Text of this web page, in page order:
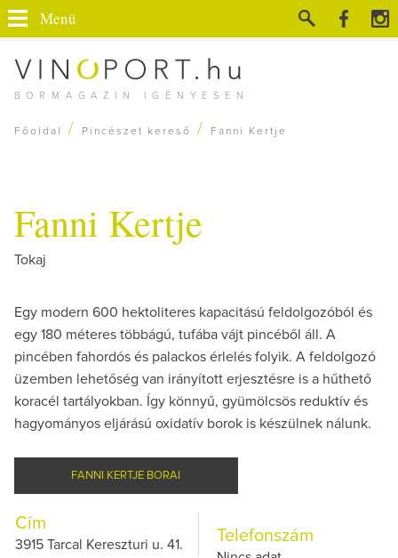
BORMAGAZIN IGÉNYESEN
Menü
Főoldal / Pincészet kereső / Fanni Kertje
Fanni Kertje
Tokaj
Egy modern 600 hektoliteres kapacitású feldolgozóból és
egy 180 méteres többágú, tufába vájt pincéből áll. A
pincében fahordós és palackos érlelés folyik. A feldolgozó
üzemben lehetőség van irányított erjesztésre is a hűthető
koracél tartályokban. Így könnyű, gyümölcsös reduktív és
hagyományos eljárású oxidatív borok is készülnek nálunk.
FANNI KERTJE BORAI
Cím
3915 Tarcal Kereszturi u. 41. Telefonszám